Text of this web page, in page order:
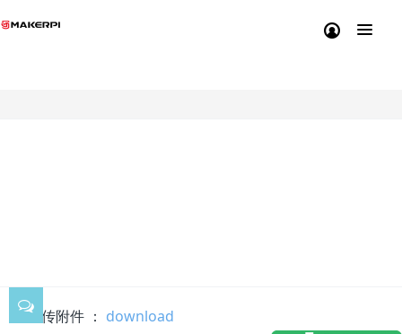
上传附件 ： download